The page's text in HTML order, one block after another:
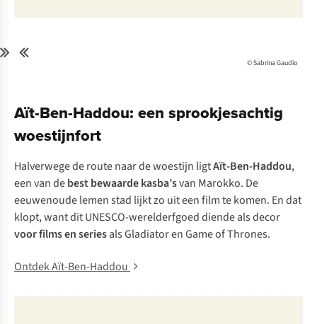
© Sabrina Gaudio
Aït-Ben-Haddou: een sprookjesachtig
woestijnfort
Halverwege de route naar de woestijn ligtAït-Ben-Haddou,
een van debest bewaarde kasba’svan Marokko. De
eeuwenoude lemen stad lijkt zo uit een film te komen. En dat
klopt, want dit UNESCO-werelderfgoed diende als decor
voor films en seriesals Gladiator en Game of Thrones.
Ontdek Aït-Ben-Haddou